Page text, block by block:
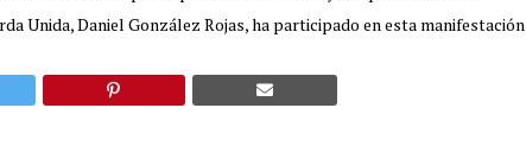
Unida, Daniel González Rojas, ha participado en esta manifestación